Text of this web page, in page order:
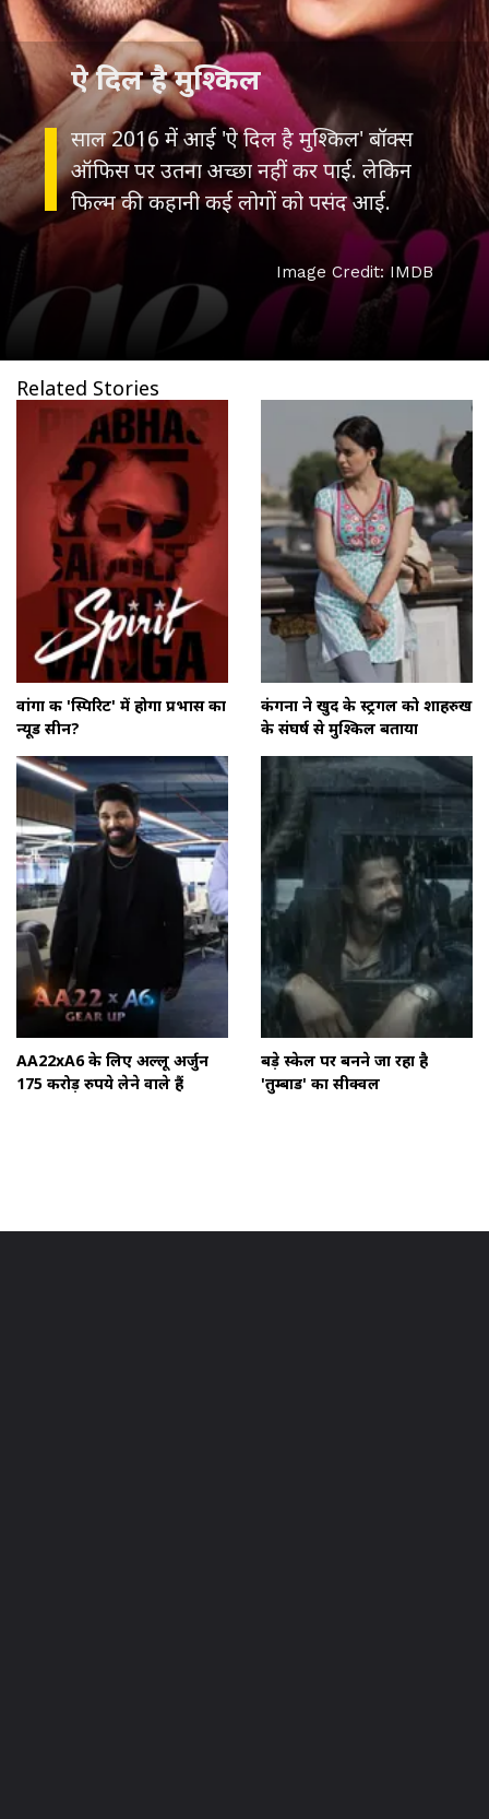
साल 2016 में आई 'ऐ दिल है मुश्किल' बॉक्स
ऑफिस पर उतना अच्छा नहीं कर पाई. लेकिन
फिल्म की कहानी कई लोगों को पसंद आई.
ऐ दिल है मुश्किल
Image Credit: IMDB
Related Stories
वांगा की 'स्पिरिट' में होगा प्रभास का
न्यूड सीन?
कंगना ने खुद के स्ट्रगल को शाहरुख
के संघर्ष से मुश्किल बताया
AA22xA6 के लिए अल्लू अर्जुन
175 करोड़ रुपये लेने वाले हैं
बड़े स्केल पर बनने जा रहा है
'तुम्बाड' का सीक्वल